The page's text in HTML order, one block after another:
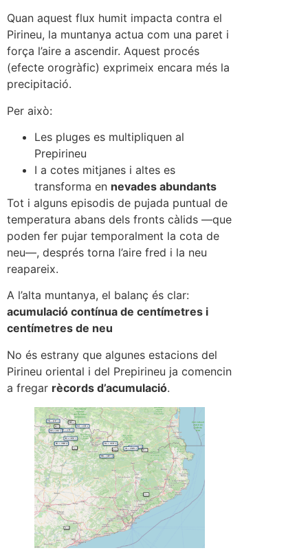
Quan aquest flux humit impacta contra el
Pirineu, la muntanya actua com una paret i
força l’aire a ascendir. Aquest procés
(efecte orogràfic) exprimeix encara més la
precipitació.
Per això:
Les pluges es multipliquen al
Prepirineu
I a cotes mitjanes i altes es
transforma en nevades abundants
Tot i alguns episodis de pujada puntual de
temperatura abans dels fronts càlids —que
poden fer pujar temporalment la cota de
neu—, després torna l’aire fred i la neu
reapareix.
A l’alta muntanya, el balanç és clar:
acumulació contínua de centímetres i
centímetres de neu
No és estrany que algunes estacions del
Pirineu oriental i del Prepirineu ja comencin
a fregar rècords d’acumulació.